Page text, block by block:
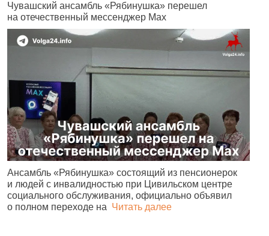
Чувашский ансамбль «Рябинушка» перешел
на отечественный мессенджер Max
Ансамбль «Рябинушка» состоящий из пенсионерок
и людей с инвалидностью при Цивильском центре
социального обслуживания, официально объявил
о полном переходе на Читать далее